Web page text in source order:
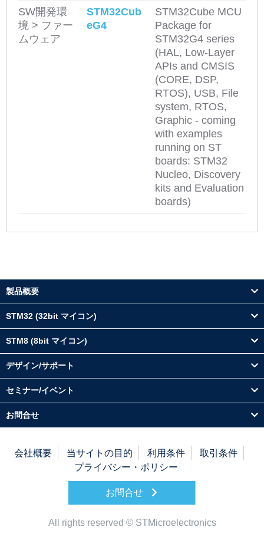
SW開発環
境 > ファー
ムウェア
STM32Cub
eG4
STM32Cube MCU
Package for
STM32G4 series
(HAL, Low-Layer
APIs and CMSIS
(CORE, DSP,
RTOS), USB, File
system, RTOS,
Graphic - coming
with examples
running on ST
boards: STM32
Nucleo, Discovery
kits and Evaluation
boards)
製品概要
STM32 (32bit マイコン)
STM8 (8bit マイコン)
デザイン/サポート
セミナー/イベント
お問合せ
お問合せ
All rights reserved © STMicroelectronics
会社概要 当サイトの目的 利用条件
取引条件
プライバシー・ポリシー